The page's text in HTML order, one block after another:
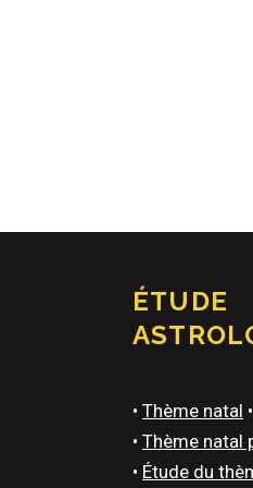
ÉTUDE
• Thème natal •
• Thème natal
• Étude du